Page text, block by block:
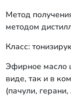
Метод
методом
Класс:
Эфирное масло
виде, так и в
(пачули,